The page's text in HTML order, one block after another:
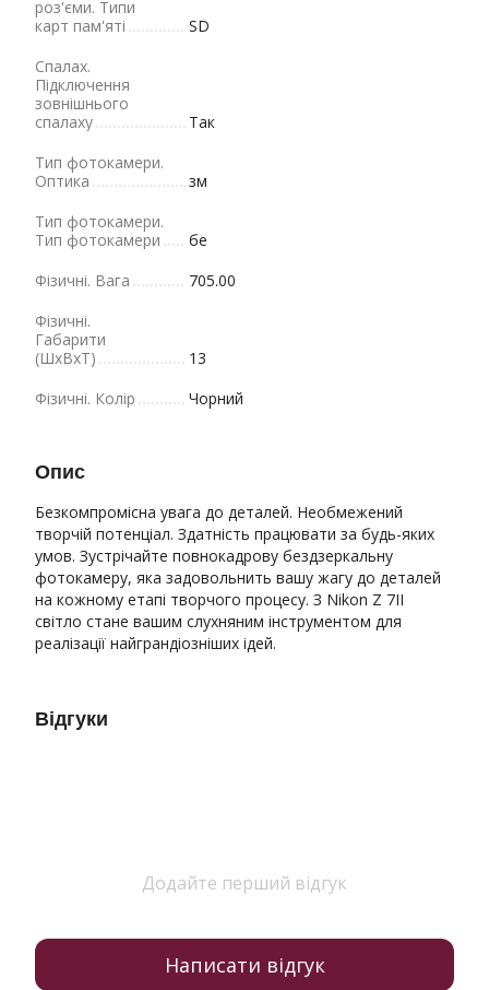
роз'єми. Типи
карт пам'яті
SD
Спалах.
Підключення
зовнішнього
спалаху
Так
Тип фотокамери.
Оптика
зм
Тип фотокамери.
Тип фотокамери
бе
Фізичні. Вага
705.00
Фізичні.
Габарити
(ШхВхТ)
13
Фізичні. Колір
Чорний
Опис
Безкомпромісна увага до деталей. Необмежений
творчій потенціал. Здатність працювати за будь-яких
умов. Зустрічайте повнокадрову бездзеркальну
фотокамеру, яка задовольнить вашу жагу до деталей
на кожному етапі творчого процесу. З Nikon Z 7II
світло стане вашим слухняним інструментом для
реалізації найграндіозніших ідей.
Відгуки
Додайте перший відгук
Написати відгук